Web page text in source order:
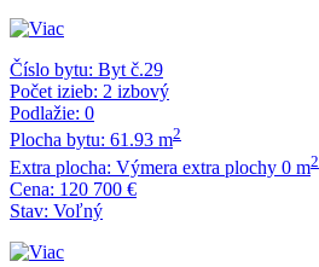
Číslo bytu: Byt č.29
Počet izieb: 2 izbový
Podlažie: 0
Plocha bytu: 61.93 m2
Extra plocha: Výmera extra plochy 0 m2
Cena: 120 700 €
Stav: Voľný